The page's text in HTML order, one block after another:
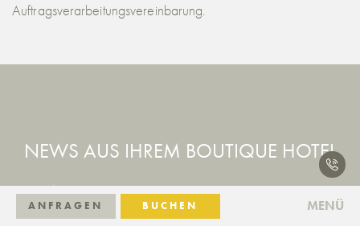
ANFRAGEN BUCHEN MENÜ
Auftragsverarbeitungsvereinbarung.
NEWS AUS IHREM BOUTIQUE HOTEL
Anrede